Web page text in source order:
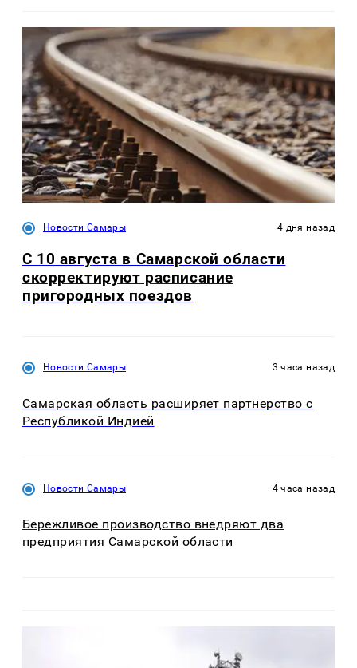
Новости Самары 4 дня назад
С 10 августа в Самарской области
скорректируют расписание
пригородных поездов
Новости Самары 3 часа назад
Самарская область расширяет партнерство с
Республикой Индией
Новости Самары 4 часа назад
Бережливое производство внедряют два
предприятия Самарской области